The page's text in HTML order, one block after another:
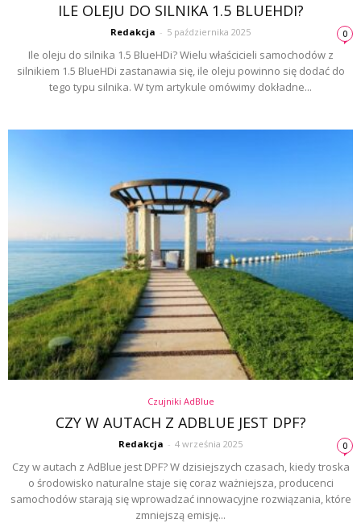
ILE OLEJU DO SILNIKA 1.5 BLUEHDI?
Redakcja - 5 października 2025 0
Ile oleju do silnika 1.5 BlueHDi? Wielu właścicieli samochodów z
silnikiem 1.5 BlueHDi zastanawia się, ile oleju powinno się dodać do
tego typu silnika. W tym artykule omówimy dokładne...
Czujniki AdBlue
CZY W AUTACH Z ADBLUE JEST DPF?
Redakcja - 4 września 2025 0
Czy w autach z AdBlue jest DPF? W dzisiejszych czasach, kiedy troska
o środowisko naturalne staje się coraz ważniejsza, producenci
samochodów starają się wprowadzać innowacyjne rozwiązania, które
zmniejszą emisję...